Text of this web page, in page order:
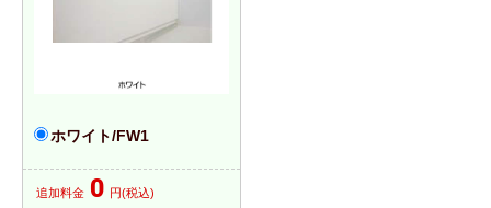
ホワイト/FW1
追加料金 0 円(税込)